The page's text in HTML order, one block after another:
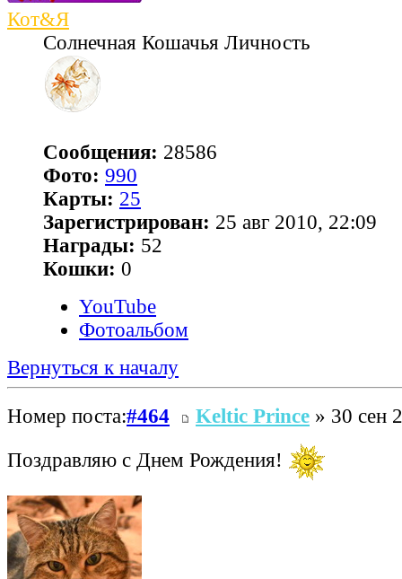
Кот&Я
Солнечная Кошачья Личность
Сообщения: 28586
Фото: 990
Карты: 25
Зарегистрирован: 25 авг 2010, 22:09
Награды: 52
Кошки: 0
YouTube
Фотоальбом
Вернуться к началу
Номер поста:#464 Keltic Prince » 30 сен
Поздравляю с Днем Рождения!